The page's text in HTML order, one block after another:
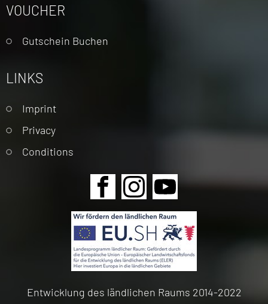
VOUCHER
Gutschein Buchen
LINKS
Skip
navigation
Imprint
Privacy
Conditions
Skip
navigation
Entwicklung des ländlichen Raums 2014-2022